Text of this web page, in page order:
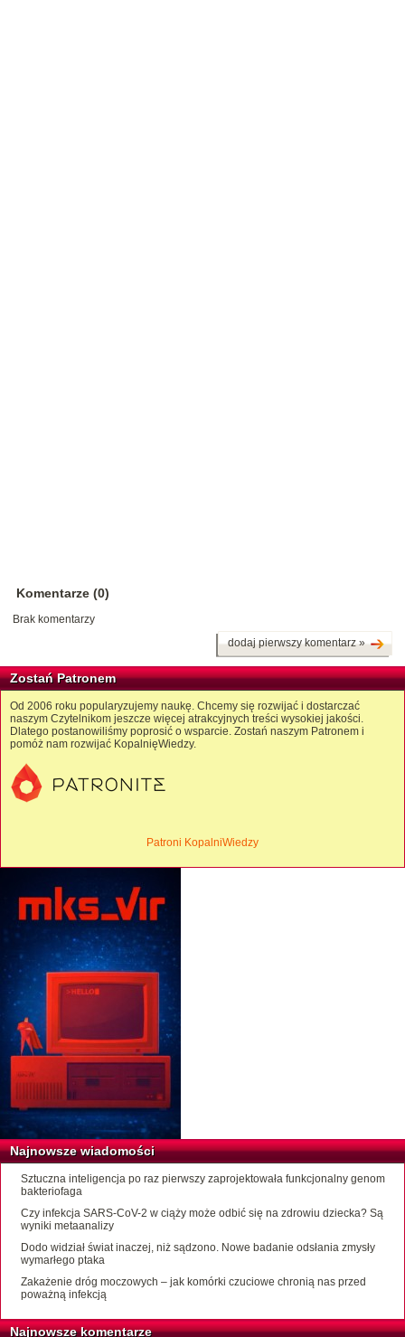
Komentarze (0)
Brak komentarzy
dodaj pierwszy komentarz »
Zostań Patronem
Od 2006 roku popularyzujemy naukę. Chcemy się rozwijać i dostarczać
naszym Czytelnikom jeszcze więcej atrakcyjnych treści wysokiej jakości.
Dlatego postanowiliśmy poprosić o wsparcie. Zostań naszym Patronem i
pomóż nam rozwijać KopalnięWiedzy.
Patroni KopalniWiedzy
Najnowsze wiadomości
Sztuczna inteligencja po raz pierwszy zaprojektowała funkcjonalny genom
bakteriofaga
Czy infekcja SARS-CoV-2 w ciąży może odbić się na zdrowiu dziecka? Są
wyniki metaanalizy
Dodo widział świat inaczej, niż sądzono. Nowe badanie odsłania zmysły
wymarłego ptaka
Zakażenie dróg moczowych – jak komórki czuciowe chronią nas przed
poważną infekcją
Najnowsze komentarze